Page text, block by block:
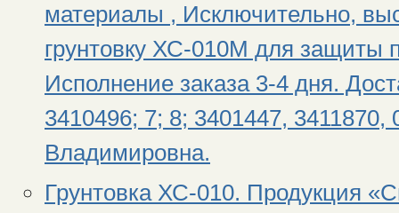
материалы , Исключительно,
грунтовку ХС-010М для защиты
Исполнение заказа 3-4 дня.
3410496; 7; 8; 3401447,
Владимировна.
Грунтовка ХС-010. Продукция